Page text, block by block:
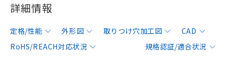
詳細情報
定格/性能 外形図 取りつけ穴加工図
CAD
RoHS/REACH対応状況
規格認証/適合状況